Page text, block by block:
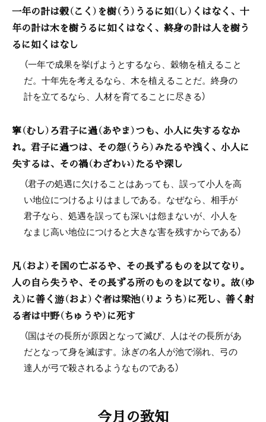
一年の計は穀（こく）を樹（う）うるに如（し）くはなく、十
年の計は木を樹うるに如くはなく、終身の計は人を樹う
るに如くはなし
（一年で成果を挙げようとするなら、穀物を植えること
だ。十年先を考えるなら、木を植えることだ。終身の
計を立てるなら、人材を育てることに尽きる）
寧（むし）ろ君子に過（あやま）つも、小人に失するなか
れ。君子に過つは、その怨（うら）みたるや浅く、小人に
失するは、その禍（わざわい）たるや深し
（君子の処遇に欠けることはあっても、誤って小人を高
い地位につけるよりはましである。なぜなら、相手が
君子なら、処遇を誤っても深いは怨まないが、小人を
なまじ高い地位につけると大きな害を残すからである）
凡（およ）そ国の亡ぶるや、その長ずるものを以てなり。
人の自ら失うや、その長ずる所のものを以てなり。故（ゆ
え）に善く游（およ）ぐ者は梁池（りょうち）に死し、善く射
る者は中野（ちゅうや）に死す
（国はその長所が原因となって滅び、人はその長所があ
だとなって身を滅ぼす。泳ぎの名人が池で溺れ、弓の
達人が弓で殺されるようなものである）
今月の致知